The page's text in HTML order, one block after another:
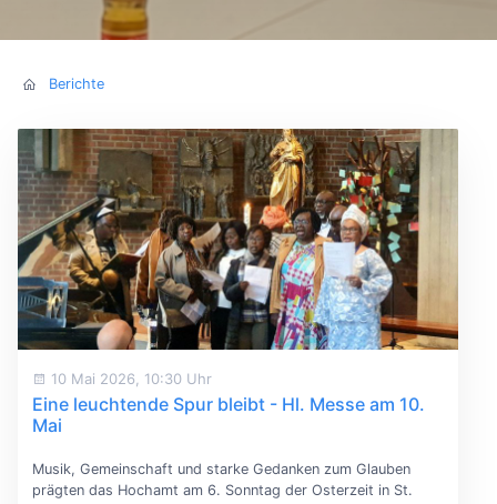
Berichte
10 Mai 2026, 10:30 Uhr
Eine leuchtende Spur bleibt - Hl. Messe am 10.
Mai
Musik, Gemeinschaft und starke Gedanken zum Glauben
prägten das Hochamt am 6. Sonntag der Osterzeit in St.